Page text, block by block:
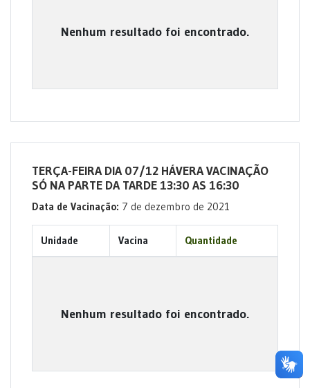
Nenhum resultado foi encontrado.
TERÇA-FEIRA DIA 07/12 HÁVERA VACINAÇÃO
SÓ NA PARTE DA TARDE 13:30 AS 16:30
Data de Vacinação: 7 de dezembro de 2021
Unidade Vacina Quantidade
Nenhum resultado foi encontrado.